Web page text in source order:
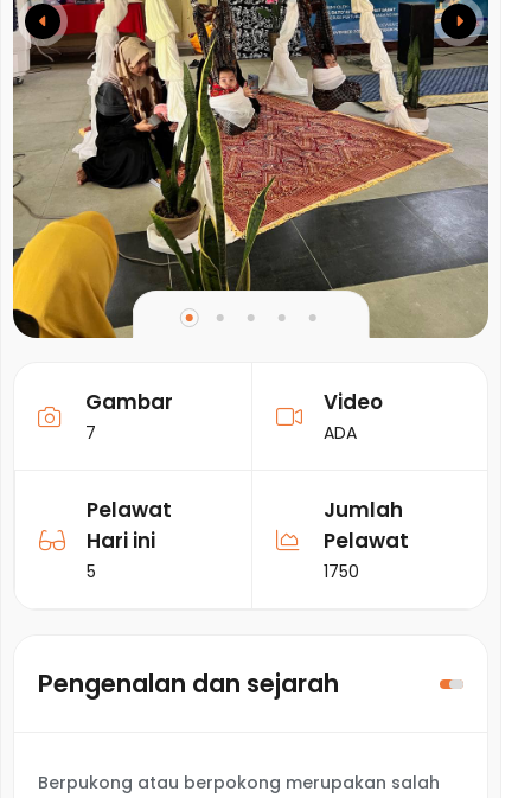
Gambar
7
Video
ADA
Pelawat
Hari ini
5
Jumlah
Pelawat
1750
Pengenalan dan sejarah
Berpukong atau berpokong merupakan salah